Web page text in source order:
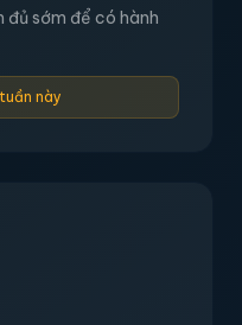
đủ sớm để có hành
này